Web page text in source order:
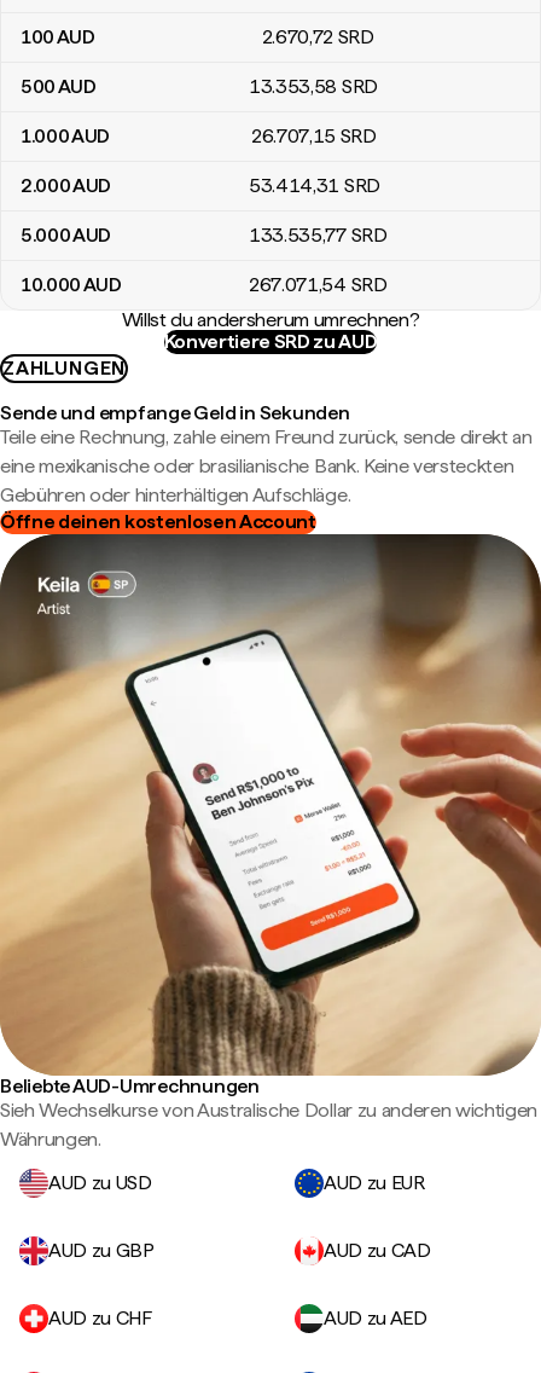
100AUD 2.670,72 SRD
500AUD 13.353,58 SRD
1.000AUD 26.707,15 SRD
2.000AUD 53.414,31 SRD
5.000AUD 133.535,77 SRD
10.000AUD 267.071,54 SRD
Willst du andersherum umrechnen?
Konvertiere SRD zu AUD
ZAHLUNGEN
Sende und empfange Geld in Sekunden
Teile eine Rechnung, zahle einem Freund zurück, sende direkt an
eine mexikanische oder brasilianische Bank. Keine versteckten
Gebühren oder hinterhältigen Aufschläge.
Öffne deinen kostenlosen Account
Beliebte AUD-Umrechnungen
Sieh Wechselkurse von Australische Dollar zu anderen wichtigen
Währungen.
AUD zu USD
AUD zu EUR
AUD zu GBP AUD zu CAD
AUD zu CHF AUD zu AED